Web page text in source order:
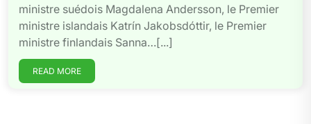
ministre suédois Magdalena Andersson, le Premier
ministre islandais Katrín Jakobsdóttir, le Premier
ministre finlandais Sanna…[...]
READ MORE